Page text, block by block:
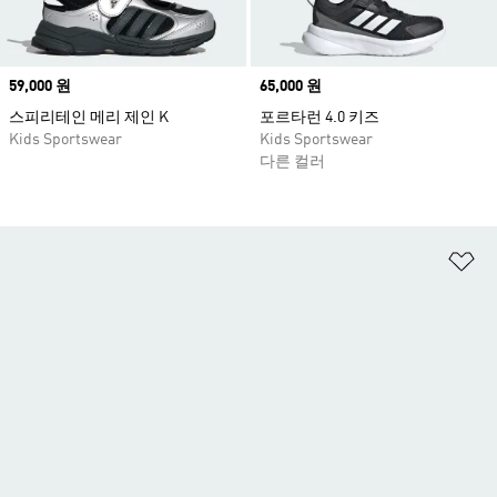
Price
59,000 원
스피리테인 메리 제인 K
Kids Sportswear
Price
65,000 원
포르타런 4.0 키즈
Kids Sportswear
다른 컬러